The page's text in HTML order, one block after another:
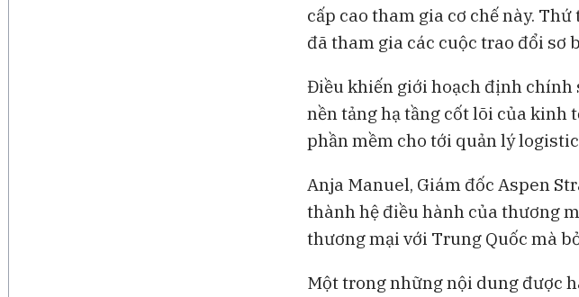
cấp cao tham gia cơ chế này.
đã tham gia các cuộc trao đổi sơ
Điều khiến giới hoạch định chính
nền tảng hạ tầng cốt lõi của kinh
phần mềm cho tới quản lý
Anja Manuel, Giám đốc Aspen
thành hệ điều hành của thương
thương mại với Trung Quốc mà
Một trong những nội dung được